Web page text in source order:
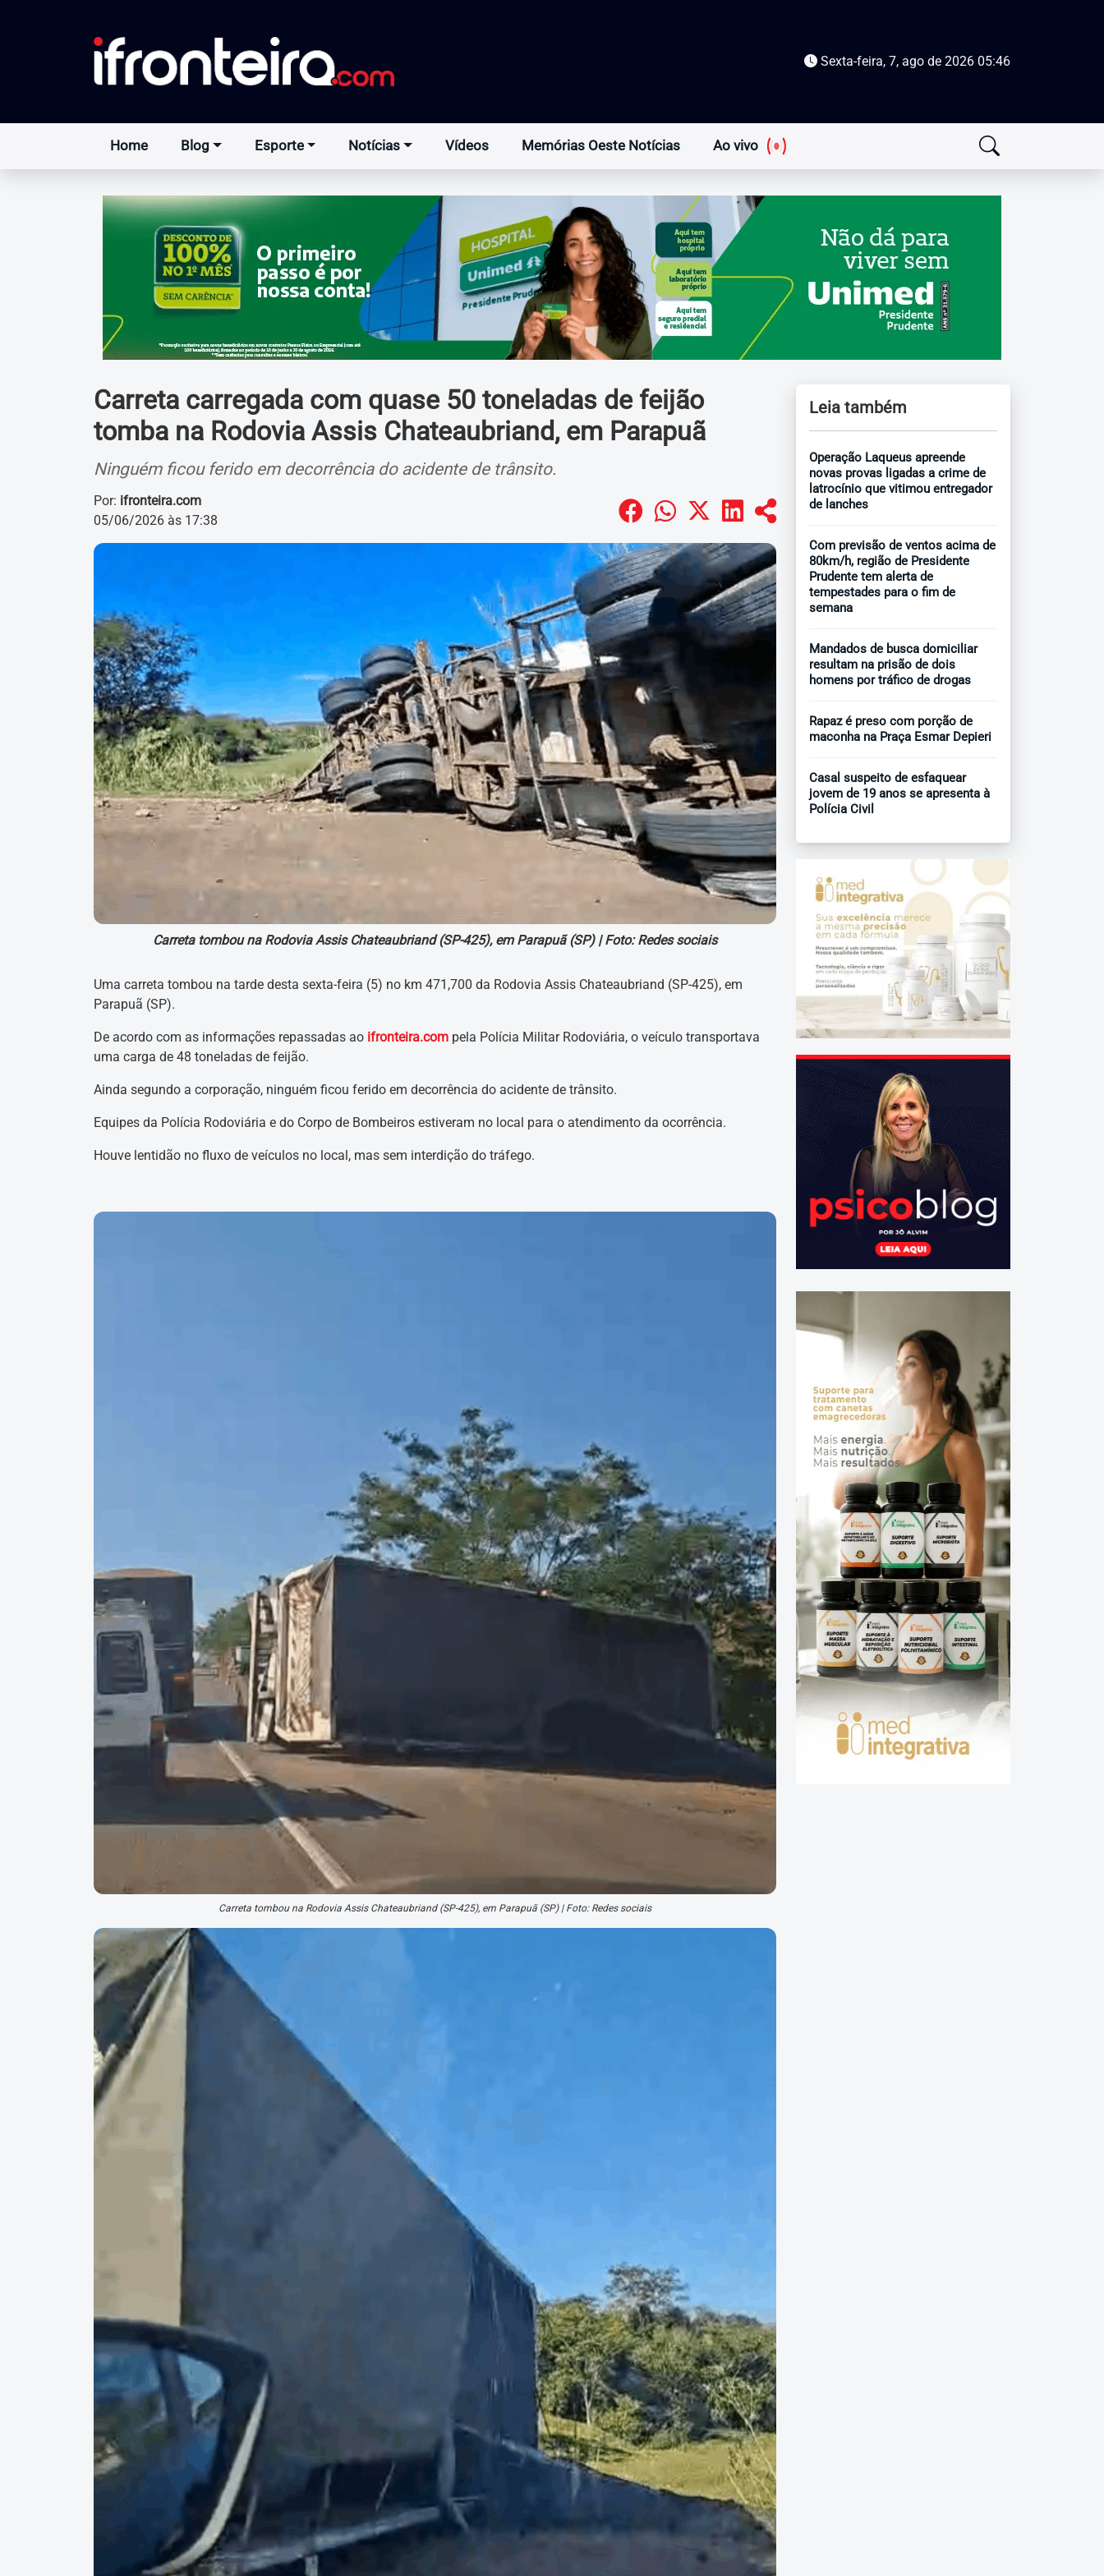
Sexta-feira, 7, ago de 2026 05:46
Home Blog Esporte Notícias Vídeos Memórias Oeste Notícias Ao vivo
Carreta carregada com quase 50 toneladas de feijão
tomba na Rodovia Assis Chateaubriand, em Parapuã
Ninguém ficou ferido em decorrência do acidente de trânsito.
Por: ifronteira.com
05/06/2026 às 17:38
Carreta tombou na Rodovia Assis Chateaubriand (SP-425), em Parapuã (SP) | Foto: Redes sociais
Uma carreta tombou na tarde desta sexta-feira (5) no km 471,700 da Rodovia Assis Chateaubriand (SP-425), em
Parapuã (SP).
De acordo com as informações repassadas ao ifronteira.com pela Polícia Militar Rodoviária, o veículo transportava
uma carga de 48 toneladas de feijão.
Ainda segundo a corporação, ninguém ficou ferido em decorrência do acidente de trânsito.
Equipes da Polícia Rodoviária e do Corpo de Bombeiros estiveram no local para o atendimento da ocorrência.
Houve lentidão no fluxo de veículos no local, mas sem interdição do tráfego.
Carreta tombou na Rodovia Assis Chateaubriand (SP-425), em Parapuã (SP) | Foto: Redes sociais
Leia também
Operação Laqueus apreende
novas provas ligadas a crime de
latrocínio que vitimou entregador
de lanches
Com previsão de ventos acima de
80km/h, região de Presidente
Prudente tem alerta de
tempestades para o fim de
semana
Mandados de busca domiciliar
resultam na prisão de dois
homens por tráfico de drogas
Rapaz é preso com porção de
maconha na Praça Esmar Depieri
Casal suspeito de esfaquear
jovem de 19 anos se apresenta à
Polícia Civil